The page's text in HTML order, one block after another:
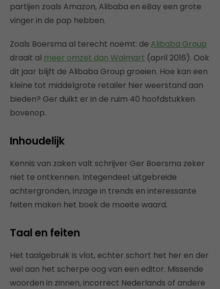
partijen zoals Amazon, Alibaba en eBay een grote
vinger in de pap hebben.
Zoals Boersma al terecht noemt: de Alibaba Group
draait al meer omzet dan Walmart (april 2016). Ook
dit jaar blijft de Alibaba Group groeien. Hoe kan een
kleine tot middelgrote retailer hier weerstand aan
bieden? Ger duikt er in de ruim 40 hoofdstukken
bovenop.
Inhoudelijk
Kennis van zaken valt schrijver Ger Boersma zeker
niet te ontkennen. Integendeel: uitgebreide
achtergronden, inzage in trends en interessante
feiten maken het boek de moeite waard.
Taal en feiten
Het taalgebruik is vlot, echter schort het her en der
wel aan het scherpe oog van een editor. Missende
woorden in zinnen, incorrect Nederlands of andere